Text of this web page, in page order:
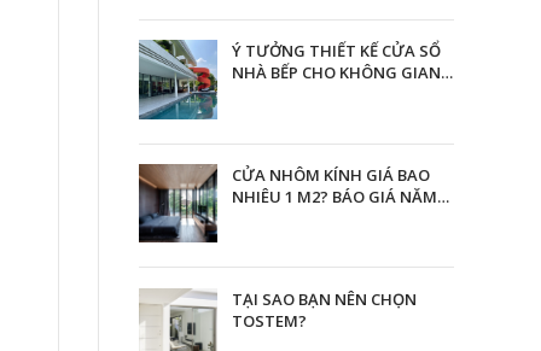
Ý TƯỞNG THIẾT KẾ CỬA SỔ
NHÀ BẾP CHO KHÔNG GIAN
CỬA NHÔM KÍNH GIÁ BAO
NHIÊU 1 M2? BÁO GIÁ NĂM
TẠI SAO BẠN NÊN CHỌN
TOSTEM?